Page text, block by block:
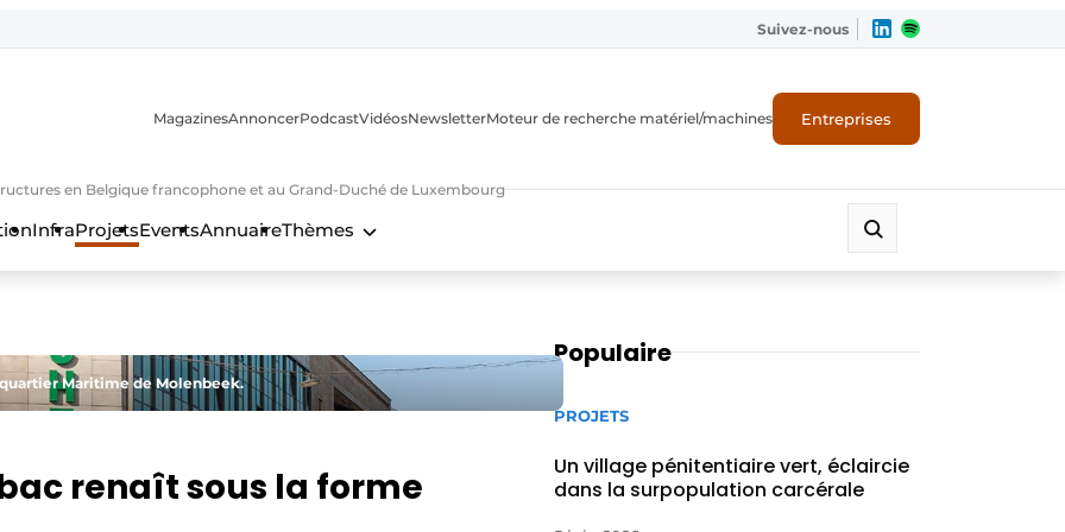
Suivez-nous
en Belgique francophone et au Grand-Duché de Luxembourg
MagazinesAnnoncerPodcastVidéosNewsletterMoteur de recherche matériel/machines Entreprises
InfraProjetsEventsAnnuaireThèmes
Maritime de Molenbeek.
renaît sous la forme
Populaire
PROJETS
Un village pénitentiaire vert, éclaircie
dans la surpopulation carcérale